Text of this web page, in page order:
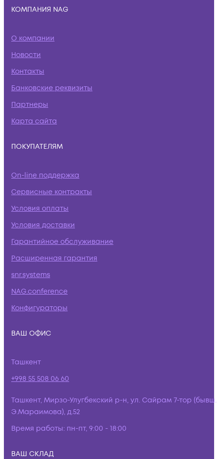
КОМПАНИЯ NAG
О компании
Новости
Контакты
Банковские реквизиты
Партнеры
Карта сайта
ПОКУПАТЕЛЯМ
On-line поддержка
Сервисные контракты
Условия оплаты
Условия доставки
Гарантийное обслуживание
Расширенная гарантия
snr.systems
NAG.conference
Конфигураторы
ВАШ ОФИС
Ташкент
+998 55 508 06 60
Ташкент, Мирзо-Улугбекский р-н, ул. Сайрам 7-тор (бывш.
Э.Мараимова), д.52
Время работы: пн-пт, 9:00 - 18:00
ВАШ СКЛАД